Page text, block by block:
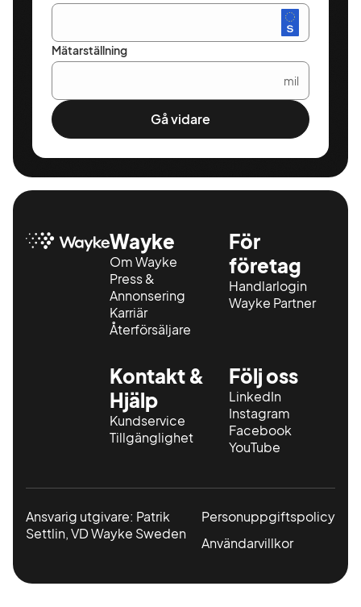
Mätarställning
mil
Gå vidare
Wayke
Om Wayke
Press &
Annonsering
Karriär
Återförsäljare
För
företag
Handlarlogin
Wayke Partner
Kontakt &
Hjälp
Kundservice
Tillgänglighet
Följ oss
LinkedIn
Instagram
Facebook
YouTube
Ansvarig utgivare: Patrik
Settlin, VD Wayke Sweden
Personuppgiftspolicy
Användarvillkor